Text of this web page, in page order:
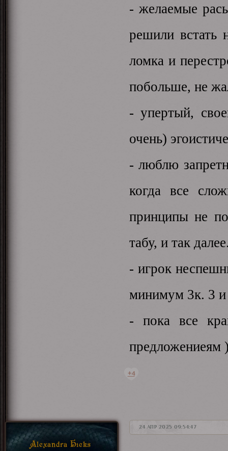
- желаемые
решили встать
ломка и
побольше, не
- упертый,
очень)
- люблю
когда все
принципы не
табу, и так
- игрок
минимум 3к. 3 и
- пока все
предложениеям
+4
24 АПР 2025 09:54:47
Alexandra Hicks